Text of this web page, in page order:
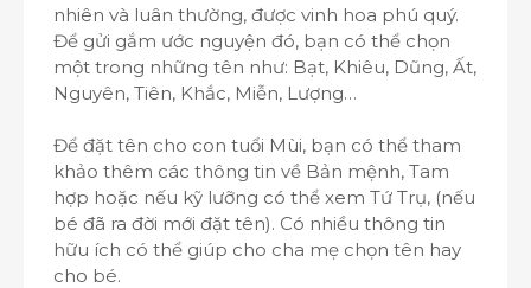
nhiên và luân thường, được vinh hoa phú quý.
Để gửi gắm ước nguyện đó, bạn có thể chọn
một trong những tên như: Bạt, Khiêu, Dũng, Ất,
Nguyên, Tiên, Khắc, Miễn, Lượng…
Để đặt tên cho con tuổi Mùi, bạn có thể tham
khảo thêm các thông tin về Bản mệnh, Tam
hợp hoặc nếu kỹ lưỡng có thể xem Tứ Trụ, (nếu
bé đã ra đời mới đặt tên). Có nhiều thông tin
hữu ích có thể giúp cho cha mẹ chọn tên hay
cho bé.